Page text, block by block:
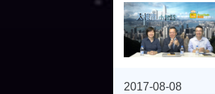
2017-08-08